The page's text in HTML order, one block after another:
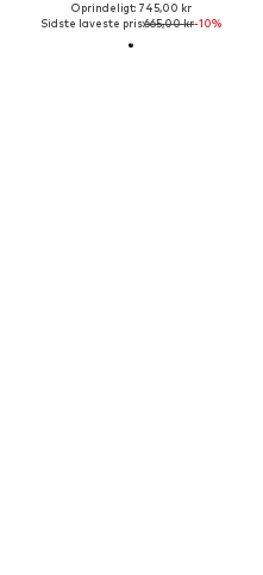
Oprindeligt: 745,00 kr
Sidste laveste pris:665,00 kr-10%